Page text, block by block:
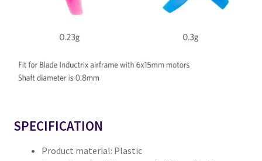
SPECIFICATION
Product material: Plastic